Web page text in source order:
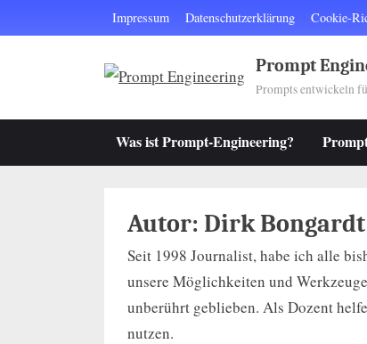
to
Impressum Datenschutzerklärung Cookie-
Prompt
Prompts entwickeln
Was ist Prompt-Engineering?
Autor: Dirk Bongardt
Seit 1998 Journalist, habe ich alle
unsere Möglichkeiten und
unberührt geblieben. Als Dozent
nutzen.